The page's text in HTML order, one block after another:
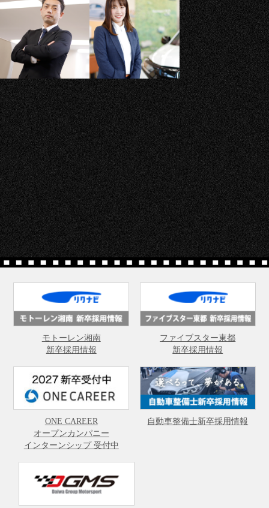
モトーレン湘南
新卒採用情報
ファイブスター東都
新卒採用情報
ONE CAREER
オープンカンパニー
インターンシップ 受付中
自動車整備士新卒採用情報